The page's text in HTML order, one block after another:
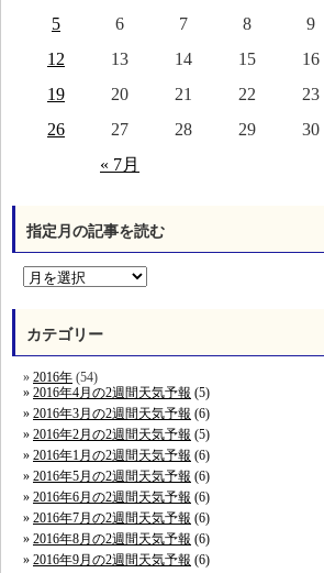
« 7月
5
6 7 8 9
12
13 14 15 16
19
20 21 22 23
26
27 28 29 30
指定月の記事を読む
カテゴリー
2016年 (54)
2016年4月の2週間天気予報 (5)
2016年3月の2週間天気予報 (6)
2016年2月の2週間天気予報 (5)
2016年1月の2週間天気予報 (6)
2016年5月の2週間天気予報 (6)
2016年6月の2週間天気予報 (6)
2016年7月の2週間天気予報 (6)
2016年8月の2週間天気予報 (6)
2016年9月の2週間天気予報 (6)